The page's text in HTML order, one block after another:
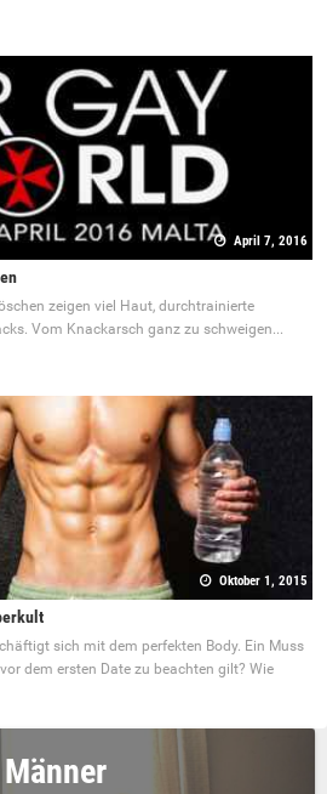
April 7, 2016
zeigen viel Haut, durchtrainierte
Vom Knackarsch ganz zu schweigen...
Oktober 1, 2015
sich mit dem perfekten Body. Ein Muss
dem ersten Date zu beachten gilt? Wie
Männer